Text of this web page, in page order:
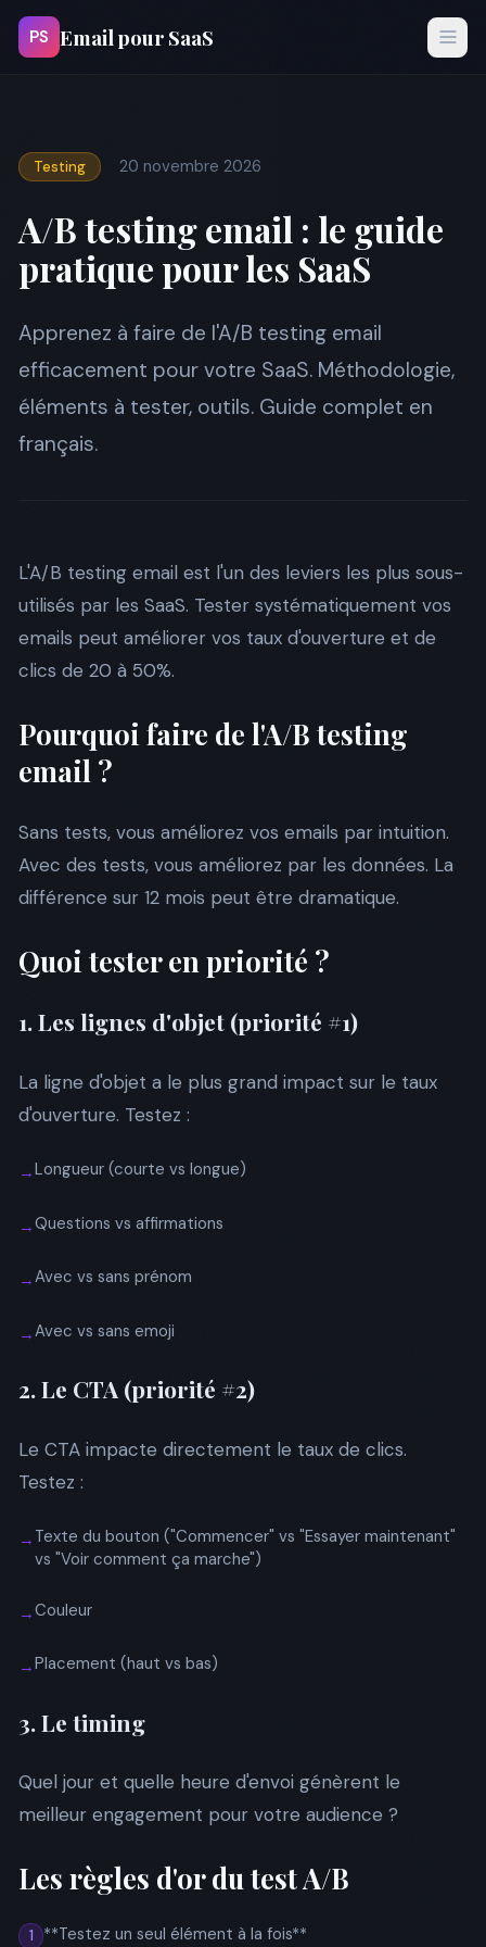
PS Email pour SaaS
Testing 20 novembre 2026
A/B testing email : le guide
pratique pour les SaaS
Apprenez à faire de l'A/B testing email
efficacement pour votre SaaS. Méthodologie,
éléments à tester, outils. Guide complet en
français.
L'A/B testing email est l'un des leviers les plus sous-
utilisés par les SaaS. Tester systématiquement vos
emails peut améliorer vos taux d'ouverture et de
clics de 20 à 50%.
Pourquoi faire de l'A/B testing
email ?
Sans tests, vous améliorez vos emails par intuition.
Avec des tests, vous améliorez par les données. La
différence sur 12 mois peut être dramatique.
Quoi tester en priorité ?
1. Les lignes d'objet (priorité #1)
La ligne d'objet a le plus grand impact sur le taux
d'ouverture. Testez :
→Longueur (courte vs longue)
→Questions vs affirmations
→Avec vs sans prénom
→Avec vs sans emoji
2. Le CTA (priorité #2)
Le CTA impacte directement le taux de clics.
Testez :
→ Texte du bouton ("Commencer" vs "Essayer maintenant"
vs "Voir comment ça marche")
→Couleur
→Placement (haut vs bas)
3. Le timing
Quel jour et quelle heure d'envoi génèrent le
meilleur engagement pour votre audience ?
Les règles d'or du test A/B
1 **Testez un seul élément à la fois**